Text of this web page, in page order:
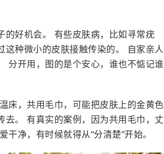
的好机会。 有些皮肤病，比如寻常疣
这种微小的皮肤接触传染的。 自家亲人
分开用，图的是个安心，谁也不惦记谁
床，共用毛巾，可能把皮肤上的金黄色
去。 有真实的案例，因为共用毛巾，丈
净，有时候就得从“分清楚”开始。